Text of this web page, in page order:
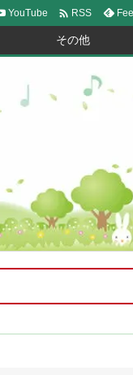
その他
YouTube  RSS